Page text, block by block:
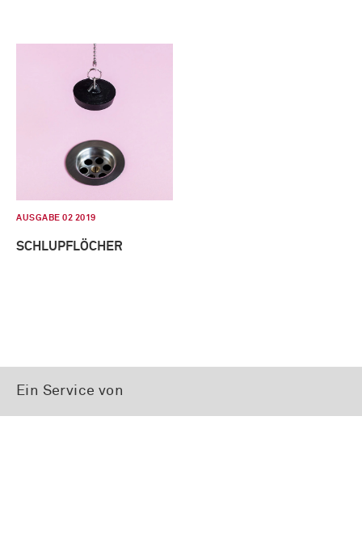
AUSGABE 02 2019
SCHLUPFLÖCHER
Ein Service von